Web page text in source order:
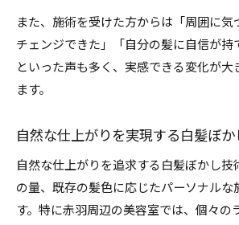
また、施術を受けた方からは「周囲に気
チェンジできた」「自分の髪に自信が持
といった声も多く、実感できる変化が大
ます。
自然な仕上がりを実現する白髪ぼか
自然な仕上がりを追求する白髪ぼかし技
の量、既存の髪色に応じたパーソナルな
す。特に赤羽周辺の美容室では、個々の